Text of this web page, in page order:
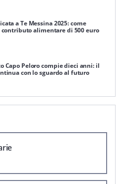
a Te Messina 2025: come
contributo alimentare di 500 euro
Capo Peloro compie dieci anni: il
con lo sguardo al futuro